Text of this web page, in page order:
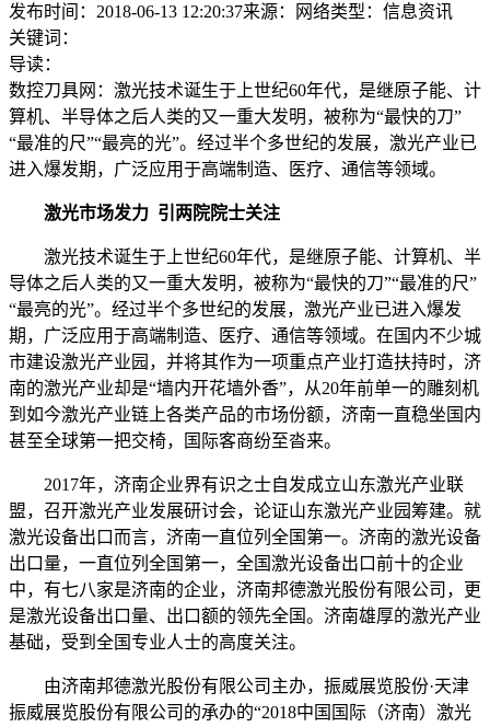
发布时间：2018-06-13 12:20:37来源：网络类型： 信息资讯
关键词：
导读：
数控刀具网：激光技术诞生于上世纪60年代，是继原子能、计
算机、半导体之后人类的又一重大发明，被称为“最快的刀”
“最准的尺”“最亮的光”。经过半个多世纪的发展，激光产业已
进入爆发期，广泛应用于高端制造、医疗、通信等领域。
激光市场发力 引两院院士关注
激光技术诞生于上世纪60年代，是继原子能、计算机、半
导体之后人类的又一重大发明，被称为“最快的刀”“最准的尺”
“最亮的光”。经过半个多世纪的发展，激光产业已进入爆发
期，广泛应用于高端制造、医疗、通信等领域。在国内不少城
市建设激光产业园，并将其作为一项重点产业打造扶持时，济
南的激光产业却是“墙内开花墙外香”，从20年前单一的雕刻机
到如今激光产业链上各类产品的市场份额，济南一直稳坐国内
甚至全球第一把交椅，国际客商纷至沓来。
2017年，济南企业界有识之士自发成立山东激光产业联
盟，召开激光产业发展研讨会，论证山东激光产业园筹建。就
激光设备出口而言，济南一直位列全国第一。济南的激光设备
出口量，一直位列全国第一，全国激光设备出口前十的企业
中，有七八家是济南的企业，济南邦德激光股份有限公司，更
是激光设备出口量、出口额的领先全国。济南雄厚的激光产业
基础，受到全国专业人士的高度关注。
由济南邦德激光股份有限公司主办，振威展览股份·天津
振威展览股份有限公司的承办的“2018中国国际（济南）激光